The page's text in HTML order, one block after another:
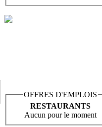
OFFRES D'EMPLOIS
RESTAURANTS
Aucun pour le moment